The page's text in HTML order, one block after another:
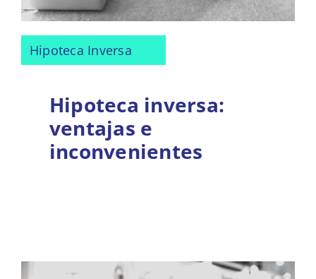
Hipoteca Inversa
Hipoteca inversa:
ventajas e
inconvenientes